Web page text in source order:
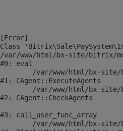
[Error]
Class
/var/www/html/bx-site/bitrix/
#0: eval
#1: CAgent::ExecuteAgents
#2: CAgent::CheckAgents
#3: call_user_func_array